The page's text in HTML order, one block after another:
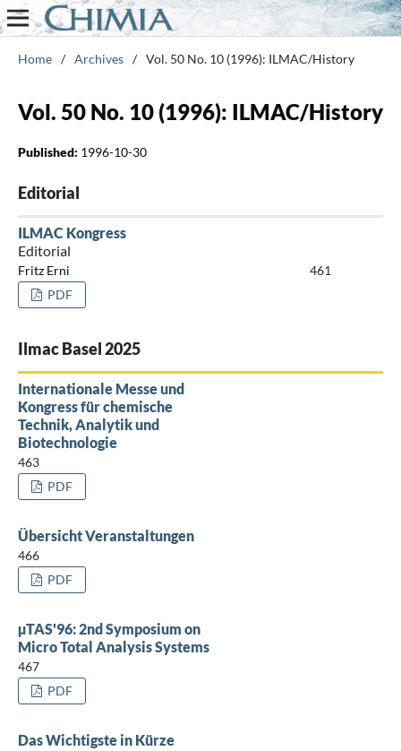
Home / Archives / Vol. 50 No. 10 (1996): ILMAC/History
Vol. 50 No. 10 (1996): ILMAC/History
Published: 1996-10-30
Editorial
ILMAC Kongress
Editorial
Fritz Erni
461
PDF
Ilmac Basel 2025
Internationale Messe und
Kongress für chemische
Technik, Analytik und
Biotechnologie
463
PDF
Übersicht Veranstaltungen
466
PDF
µTAS'96: 2nd Symposium on
Micro Total Analysis Systems
467
PDF
Das Wichtigste in Kürze